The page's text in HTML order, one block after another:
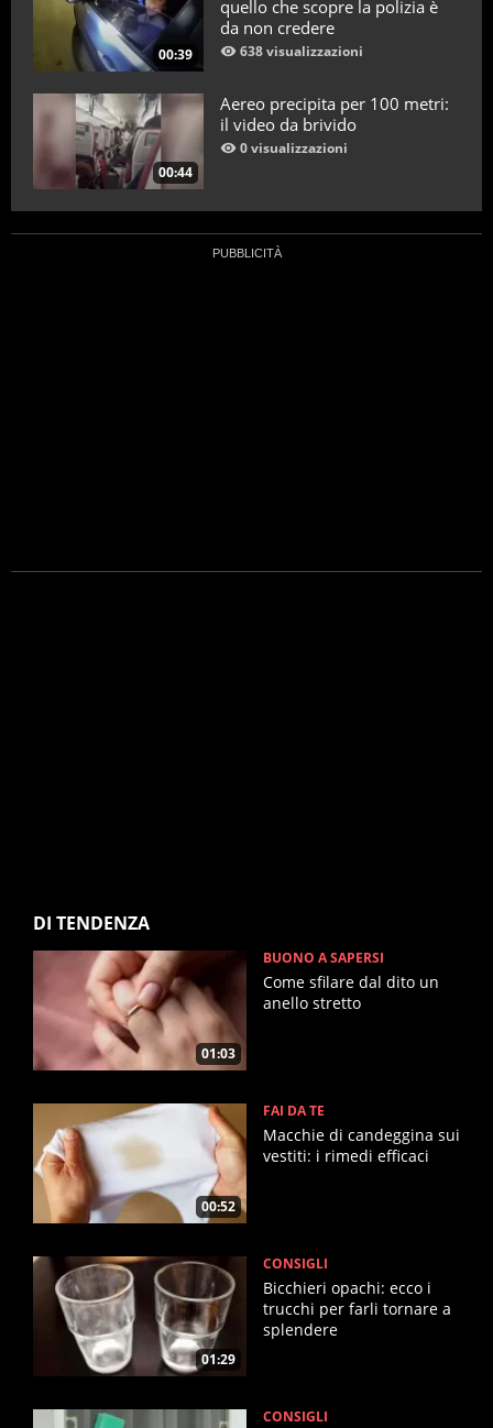
00:39
quello che scopre la polizia è
da non credere
638 visualizzazioni
00:44
Aereo precipita per 100 metri:
il video da brivido
0 visualizzazioni
DI TENDENZA
01:03
BUONO A SAPERSI
Come sfilare dal dito un
anello stretto
00:52
FAI DA TE
Macchie di candeggina sui
vestiti: i rimedi efficaci
01:29
CONSIGLI
Bicchieri opachi: ecco i
trucchi per farli tornare a
splendere
CONSIGLI